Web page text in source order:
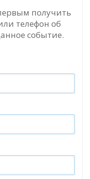
получить
телефон об
событие.